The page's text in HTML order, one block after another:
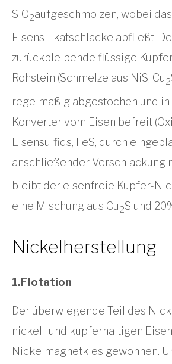
SiO2aufgeschmolzen, wobei
Eisensilikatschlacke abfließt.
zurückbleibende flüssige
Rohstein (Schmelze aus NiS, Cu2
regelmäßig abgestochen und in
Konverter vom Eisen befreit
Eisensulfids, FeS, durch
anschließender Verschlackung
bleibt der eisenfreie Kupfer-
eine Mischung aus Cu2S und
Nickelherstellung
1.Flotation
Der überwiegende Teil des
nickel- und kupferhaltigen
Nickelmagnetkies gewonnen.